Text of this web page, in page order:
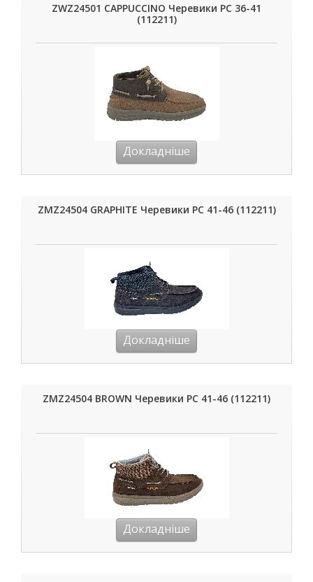
ZWZ24501 CAPPUCCINO Черевики РС 36-41
(112211)
Докладніше
ZMZ24504 GRAPHITE Черевики РС 41-46 (112211)
Докладніше
ZMZ24504 BROWN Черевики РС 41-46 (112211)
Докладніше